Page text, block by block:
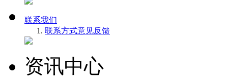
联系我们
联系方式意见反馈
资讯中心